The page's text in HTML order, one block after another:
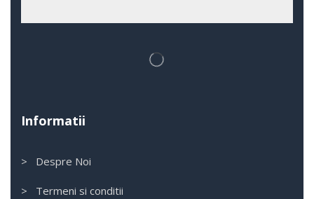
Informatii
> Despre Noi
> Termeni si conditii